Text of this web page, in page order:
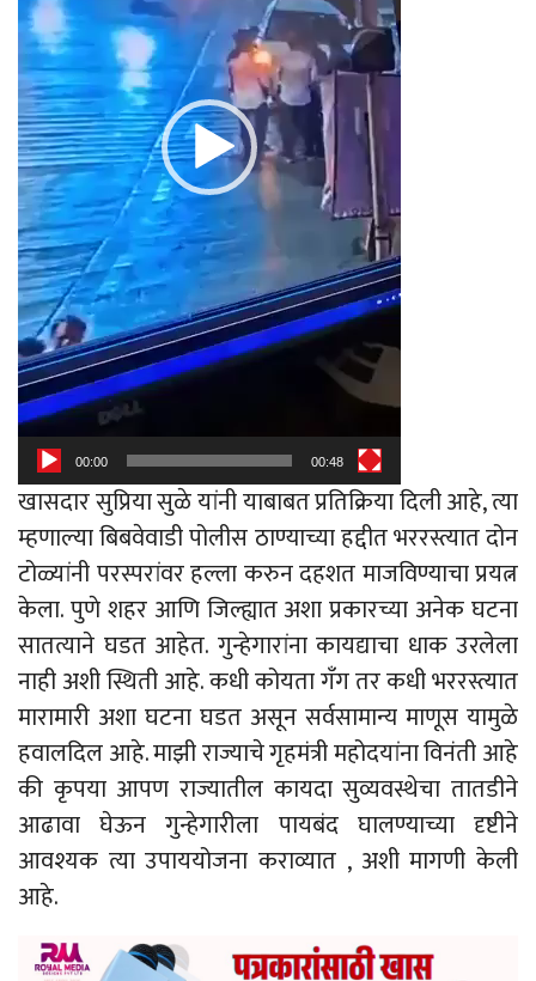
00:00 00:48
खासदार सुप्रिया सुळे यांनी याबाबत प्रतिक्रिया दिली आहे, त्या
म्हणाल्या बिबवेवाडी पोलीस ठाण्याच्या हद्दीत भररस्त्यात दोन
टोळ्यांनी परस्परांवर हल्ला करुन दहशत माजविण्याचा प्रयत्न
केला. पुणे शहर आणि जिल्ह्यात अशा प्रकारच्या अनेक घटना
सातत्याने घडत आहेत. गुन्हेगारांना कायद्याचा धाक उरलेला
नाही अशी स्थिती आहे. कधी कोयता गॅंग तर कधी भररस्त्यात
मारामारी अशा घटना घडत असून सर्वसामान्य माणूस यामुळे
हवालदिल आहे. माझी राज्याचे गृहमंत्री महोदयांना विनंती आहे
की कृपया आपण राज्यातील कायदा सुव्यवस्थेचा तातडीने
आढावा घेऊन गुन्हेगारीला पायबंद घालण्याच्या दृष्टीने
आवश्यक त्या उपाययोजना कराव्यात , अशी मागणी केली
आहे.